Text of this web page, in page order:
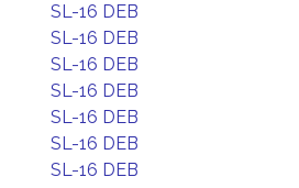
SL-16 DEB
SL-16 DEB
SL-16 DEB
SL-16 DEB
SL-16 DEB
SL-16 DEB
SL-16 DEB